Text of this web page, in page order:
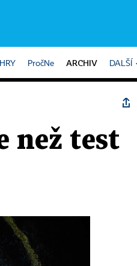
HRY PročNe ARCHIV DALŠÍ
než test